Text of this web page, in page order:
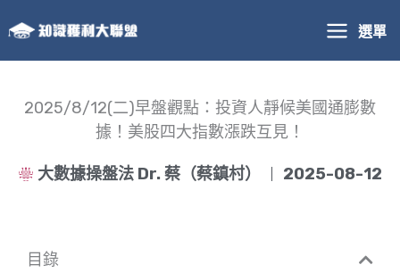
至
主
選單
2025/8/12(二)早盤觀點：投資人靜候美國通膨數
據！美股四大指數漲跌互見！
大數據操盤法 Dr. 蔡（蔡鎮村） 2025-08-12
目錄